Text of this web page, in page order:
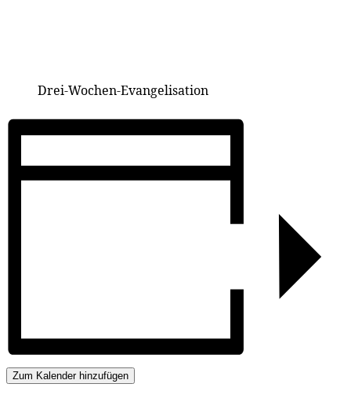
Drei-Wo­chen-Evan­ge­li­sa­ti­on
Zum Kalender hinzufügen